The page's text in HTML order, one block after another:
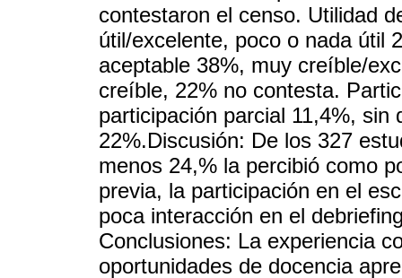
contestaron el censo. Utilidad
útil/excelente, poco o nada útil
aceptable 38%, muy creíble/
creíble, 22% no contesta.
participación parcial 11,4%,
22%.Discusión: De los 327
menos 24,% la percibió como
previa, la participación en el
poca interacción en el
Conclusiones: La experiencia
oportunidades de docencia